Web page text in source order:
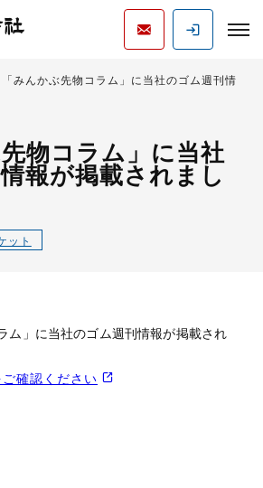
「みんかぶ先物コラム」に当社のゴム週刊情
先物コラム」に当社
報が掲載されまし
ット
ム」に当社のゴム週刊情報が掲載され
確認ください